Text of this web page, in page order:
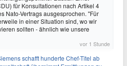
für Konsultationen nach Artikel 4
Nato-Vertrags ausgesprochen. "Für
in einer Situation sind, wo wir
sollten - ähnlich wie unsere
vor 1 Stunde
schafft hunderte Chef-Titel ab